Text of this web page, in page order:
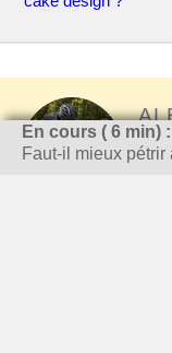
En cours ( 6 min) :
Faut-il mieux